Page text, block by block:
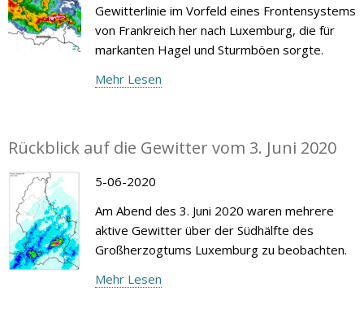
Gewitterlinie im Vorfeld eines Frontensystems
von Frankreich her nach Luxemburg, die für
markanten Hagel und Sturmböen sorgte.
Mehr Lesen
Rückblick auf die Gewitter vom 3. Juni 2020
5-06-2020
Am Abend des 3. Juni 2020 waren mehrere
aktive Gewitter über der Südhälfte des
Großherzogtums Luxemburg zu beobachten.
Mehr Lesen